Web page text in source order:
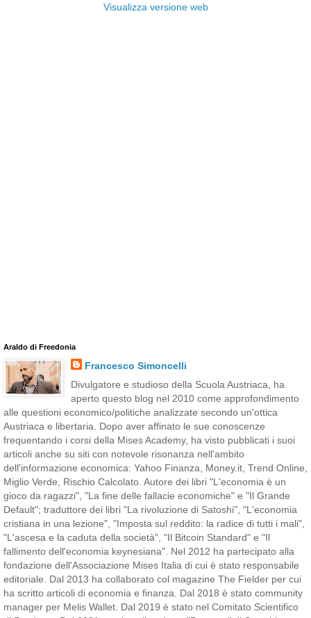
Visualizza versione web
Araldo di Freedonia
Francesco Simoncelli
Divulgatore e studioso della Scuola Austriaca, ha
aperto questo blog nel 2010 come approfondimento
alle questioni economico/politiche analizzate secondo un'ottica
Austriaca e libertaria. Dopo aver affinato le sue conoscenze
frequentando i corsi della Mises Academy, ha visto pubblicati i suoi
articoli anche su siti con notevole risonanza nell'ambito
dell'informazione economica: Yahoo Finanza, Money.it, Trend Online,
Miglio Verde, Rischio Calcolato. Autore dei libri "L'economia è un
gioco da ragazzi", "La fine delle fallacie economiche" e "Il Grande
Default"; traduttore dei libri "La rivoluzione di Satoshi", "L'economia
cristiana in una lezione", "Imposta sul reddito: la radice di tutti i mali",
"L'ascesa e la caduta della società", "Il Bitcoin Standard" e "Il
fallimento dell'economia keynesiana". Nel 2012 ha partecipato alla
fondazione dell'Associazione Mises Italia di cui è stato responsabile
editoriale. Dal 2013 ha collaborato col magazine The Fielder per cui
ha scritto articoli di economia e finanza. Dal 2018 è stato community
manager per Melis Wallet. Dal 2019 è stato nel Comitato Scientifico